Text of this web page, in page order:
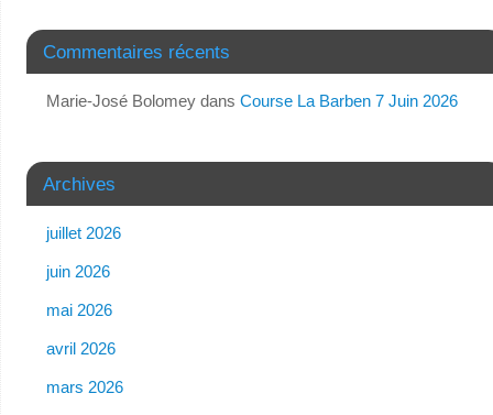
Commentaires récents
Marie-José Bolomeydans Course La Barben 7 Juin 2026
Archives
juillet 2026
juin 2026
mai 2026
avril 2026
mars 2026